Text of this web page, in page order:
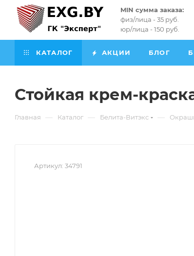
MIN сумма заказа:
физ/лица - 35 руб.
юр/лица - 150 руб.
КАТАЛОГ АКЦИИ БЛОГ
Стойкая крем-
Главная — Каталог — Белита-Витэкс —
Артикул: 34791